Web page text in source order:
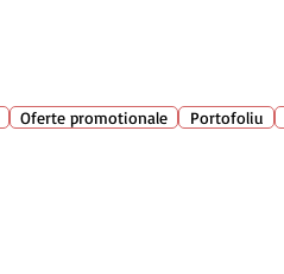
Oferte promotionale Portofoliu